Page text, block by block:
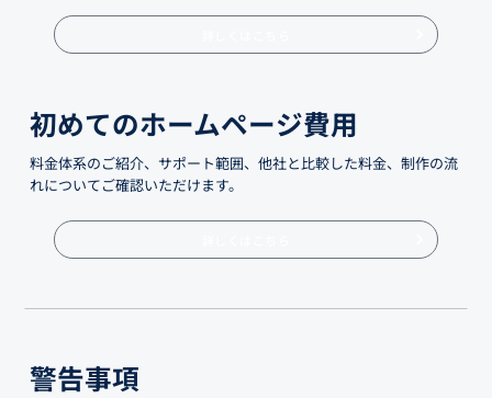
初めてのホームページ費用
料金体系のご紹介、サポート範囲、他社と比較した料金、制作の流
れについてご確認いただけます。
警告事項